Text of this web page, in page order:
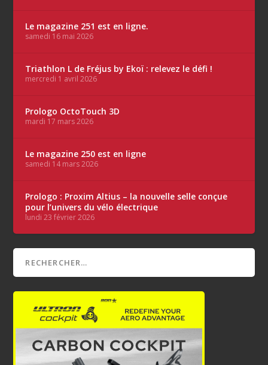
Le magazine 251 est en ligne.
samedi 16 mai 2026
Triathlon L de Fréjus by Ekoï : relevez le défi !
mercredi 1 avril 2026
Prologo OctoTouch 3D
mardi 17 mars 2026
Le magazine 250 est en ligne
samedi 14 mars 2026
Prologo : Proxim Altius – la nouvelle selle conçue
pour l’univers du vélo électrique
lundi 23 février 2026